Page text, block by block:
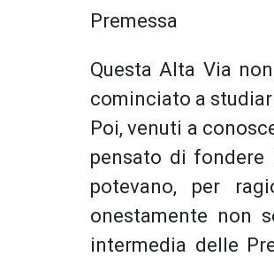
Premessa
Questa Alta Via
cominciato a
Poi, venuti a
pensato di fondere
potevano, per
onestamente non
intermedia delle